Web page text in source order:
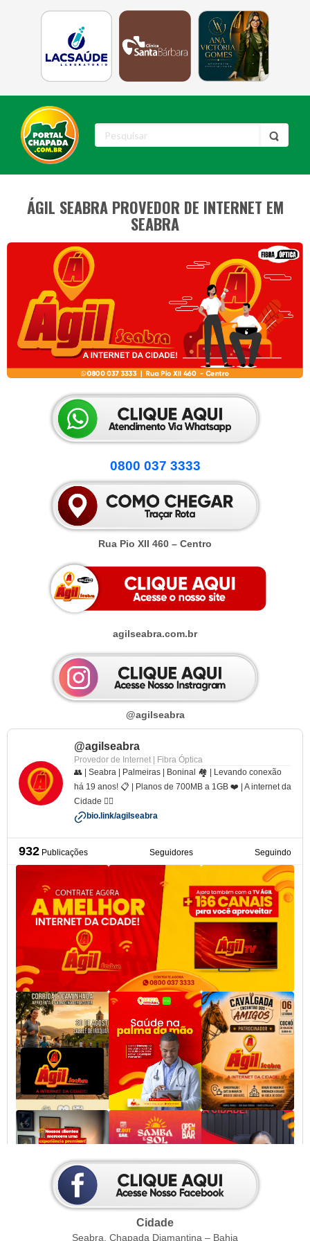
ÁGIL SEABRA PROVEDOR DE INTERNET EM
SEABRA
0800 037 3333
Rua Pio XII 460 – Centro
agilseabra.com.br
@agilseabra
Cidade
Seabra, Chapada Diamantina – Bahia